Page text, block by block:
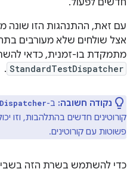
חדשים לפעול.
עם זאת, ההתנהגות הזו שונה
אצל שולחים שלא מעורבים
מתמקדת בו-זמנית, כדאי
StandardTestDispatcher
.
נקודה חשובה: ב-
קורוטינים חדשים בהתלהבות, וזו
פשוטות עם קורוטינים.
כדי להשתמש בשרת הזה